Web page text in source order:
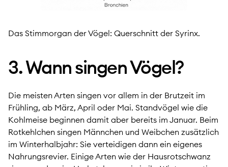
Das Stimmorgan der Vögel: Querschnitt der Syrinx.
3. Wann singen Vögel?
Die meisten Arten singen vor allem in der Brutzeit im
Frühling, ab März, April oder Mai. Standvögel wie die
Kohlmeise beginnen damit aber bereits im Januar. Beim
Rotkehlchen singen Männchen und Weibchen zusätzlich
im Winterhalbjahr: Sie verteidigen dann ein eigenes
Nahrungsrevier. Einige Arten wie der Hausrotschwanz